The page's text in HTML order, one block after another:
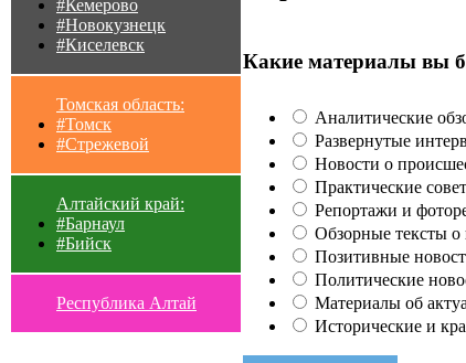
#Кемерово
#Новокузнецк
#Киселевск
Томская область:
#Томск
#Стрежевой
Алтайский край:
#Барнаул
#Бийск
Республика Алтай
Какие материалы вы
Аналитические
Развернутые
Новости о
Практические
Репортажи и
Обзорные тексты о
Позитивные
Политические
Материалы об
Исторические и